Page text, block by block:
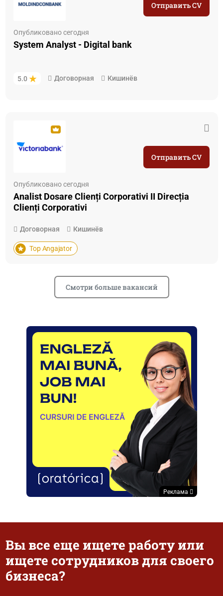
Опубликовано сегодня
System Analyst - Digital bank
5.0 Договорная Кишинёв
Отправить CV
Опубликовано сегодня
Analist Dosare Clienți Corporativi II Direcția
Clienți Corporativi
Договорная Кишинёв
Top Angajator
Отправить CV
Смотри больше вакансий
Реклама
Вы все еще ищете работу или
ищете сотрудников для своего
бизнеса?